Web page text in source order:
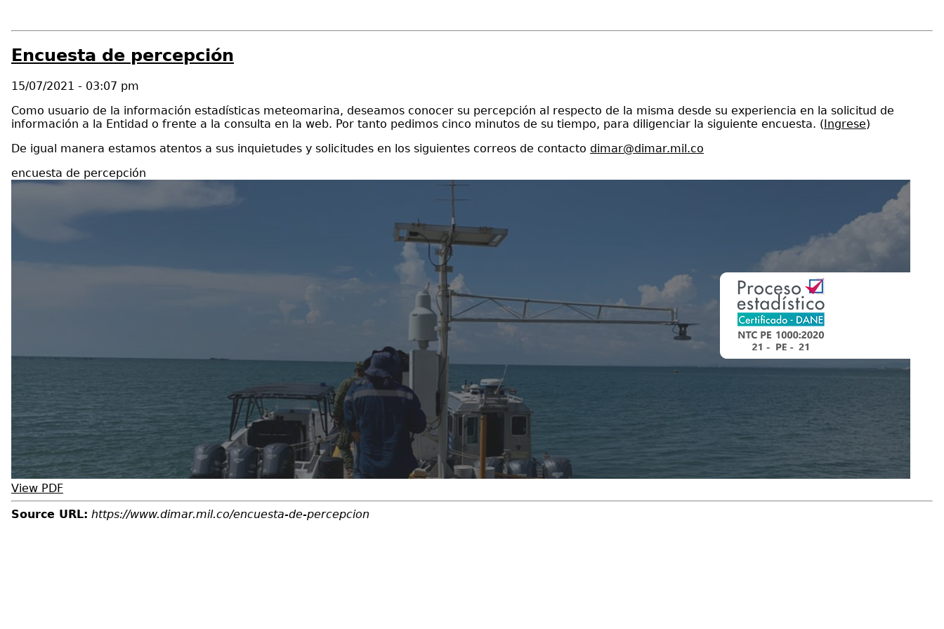
Encuesta de percepción
15/07/2021 - 03:07 pm
Como usuario de la información estadísticas meteomarina, deseamos conocer su percepción al respecto de la misma desde su experiencia en la solicitud de
información a la Entidad o frente a la consulta en la web. Por tanto pedimos cinco minutos de su tiempo, para diligenciar la siguiente encuesta. (Ingrese)
De igual manera estamos atentos a sus inquietudes y solicitudes en los siguientes correos de contacto dimar@dimar.mil.co
encuesta de percepción
View PDF
Source URL: https://www.dimar.mil.co/encuesta-de-percepcion